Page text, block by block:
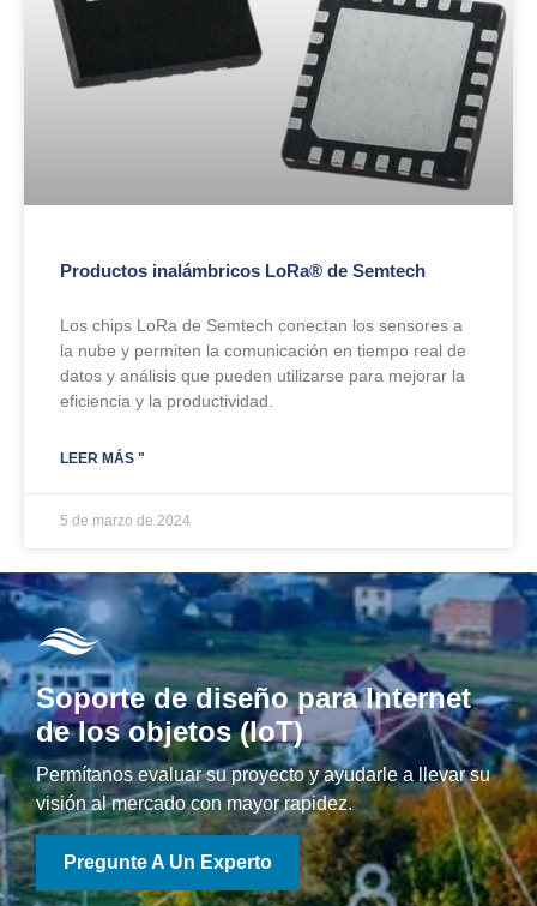
Productos inalámbricos LoRa® de Semtech
Los chips LoRa de Semtech conectan los sensores a
la nube y permiten la comunicación en tiempo real de
datos y análisis que pueden utilizarse para mejorar la
eficiencia y la productividad.
LEER MÁS "
5 de marzo de 2024
Soporte de diseño para Internet
de los objetos (IoT)
Permítanos evaluar su proyecto y ayudarle a llevar su
visión al mercado con mayor rapidez.
Pregunte A Un Experto